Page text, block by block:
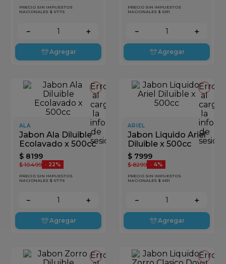
PRECIO SIN IMPUESTOS
NACIONALES $ 6776
＋
－
Agregar
PRECIO SIN IMPUESTOS
NACIONALES $ 6611
＋
－
Agregar
Error
al
cargar
la
información
de
sesión
ALA
Jabon Ala Diluible
Ecolavado x 500cc
$ 8199
$ 10.499 - 22%
PRECIO SIN IMPUESTOS
NACIONALES $ 6776
＋
－
Agregar
Error
al
cargar
la
de
sesión
ARIEL
Jabon Liquido Ariel
Diluible x 500cc
$ 7999
$ 8299 - 4%
PRECIO SIN IMPUESTOS
NACIONALES $ 6611
＋
－
Agregar
Error
Error